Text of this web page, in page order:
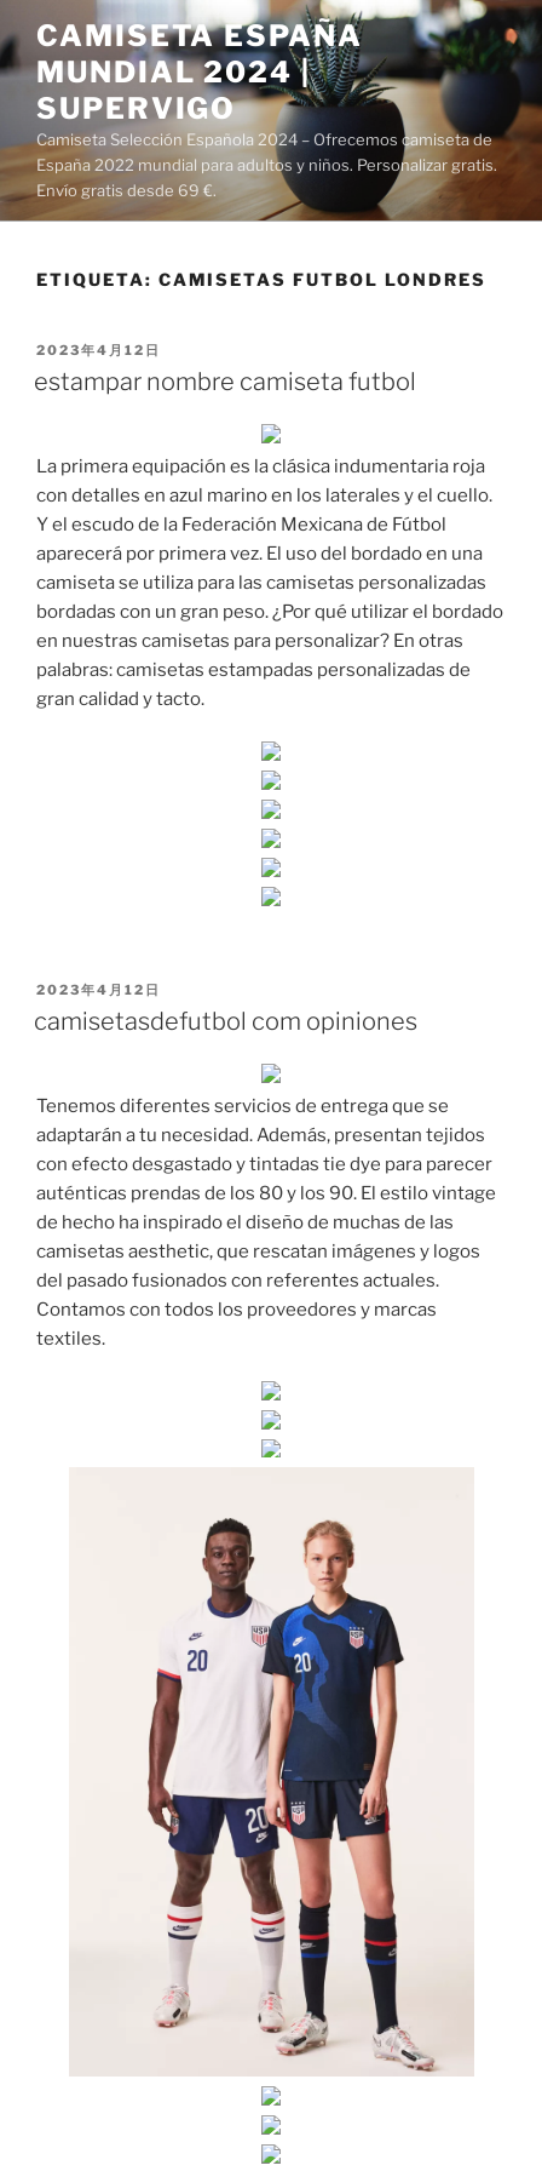
al
contenido
CAMISETA ESPAÑA
MUNDIAL 2024 |
SUPERVIGO
Camiseta Selección Española 2024 – Ofrecemos camiseta de
España 2022 mundial para adultos y niños. Personalizar gratis.
Envío gratis desde 69 €.
ETIQUETA: CAMISETAS FUTBOL LONDRES
PUBLICADO
2023年4月12日
estampar nombre camiseta futbol
La primera equipación es la clásica indumentaria roja
con detalles en azul marino en los laterales y el cuello.
Y el escudo de la Federación Mexicana de Fútbol
aparecerá por primera vez. El uso del bordado en una
camiseta se utiliza para las camisetas personalizadas
bordadas con un gran peso. ¿Por qué utilizar el bordado
en nuestras camisetas para personalizar? En otras
palabras: camisetas estampadas personalizadas de
gran calidad y tacto.
PUBLICADO
2023年4月12日
camisetasdefutbol com opiniones
Tenemos diferentes servicios de entrega que se
adaptarán a tu necesidad. Además, presentan tejidos
con efecto desgastado y tintadas tie dye para parecer
auténticas prendas de los 80 y los 90. El estilo vintage
de hecho ha inspirado el diseño de muchas de las
camisetas aesthetic, que rescatan imágenes y logos
del pasado fusionados con referentes actuales.
Contamos con todos los proveedores y marcas
textiles.